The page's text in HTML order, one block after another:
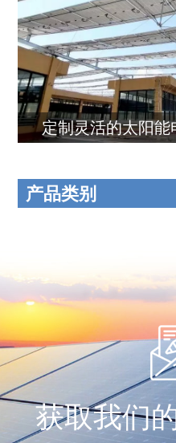
定制灵活的太阳
产品类别
获取我们